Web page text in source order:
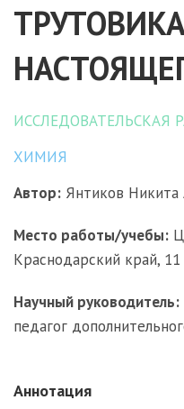
ИССЛЕДОВАТЕЛЬСКАЯ
ХИМИЯ
Автор: Янтиков Никита
Место работы/учебы:
Краснодарский край, 11
Научный руководитель:
педагог
Аннотация